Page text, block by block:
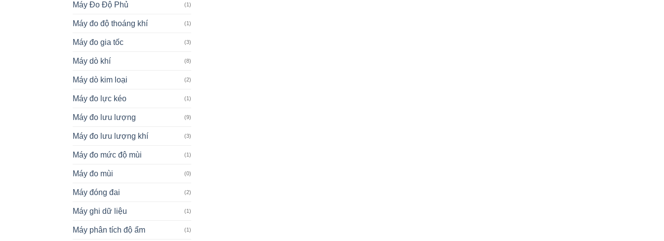
Máy Đo Độ Phủ (1)
Máy đo độ thoáng khí (1)
Máy đo gia tốc (3)
Máy dò khí (8)
Máy dò kim loại (2)
Máy đo lực kéo (1)
Máy đo lưu lượng (9)
Máy đo lưu lượng khí (3)
Máy đo mức độ mùi (1)
Máy đo mùi (0)
Máy đóng đai (2)
Máy ghi dữ liệu (1)
Máy phân tích độ ẩm (1)